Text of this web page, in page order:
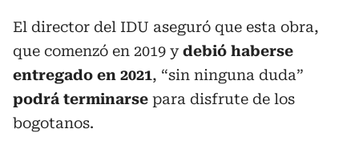
El director del IDU aseguró que esta obra,
que comenzó en 2019 ydebió haberse
entregado en 2021, “sin ninguna duda”
podrá terminarse para disfrute de los
bogotanos.